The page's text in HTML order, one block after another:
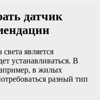
датчик
является
устанавливаться. В
в жилых
разный тип